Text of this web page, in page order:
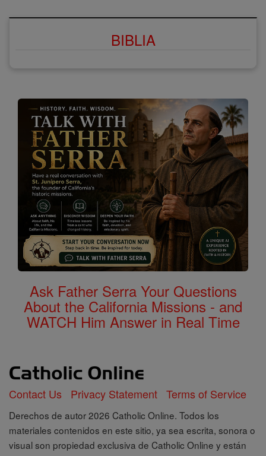
BIBLIA
Ask Father Serra Your Questions
About the California Missions - and
WATCH Him Answer in Real Time
Contact Us Privacy Statement Terms of Service
Derechos de autor 2026 Catholic Online. Todos los
materiales contenidos en este sitio, ya sea escrita, sonora o
visual son propiedad exclusiva de Catholic Online y están